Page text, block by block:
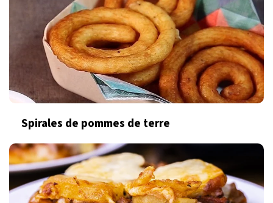
Spirales de pommes de terre